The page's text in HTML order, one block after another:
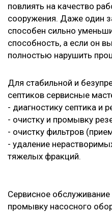
повлиять на качество
сооружения. Даже один
способен сильно
способность, а если он
полностью нарушить
Для стабильной и
септиков сервисные
- диагностику септика и
- очистку и промывку
- очистку фильтров
- удаление
тяжелых фракций.
Сервисное
промывку насосного